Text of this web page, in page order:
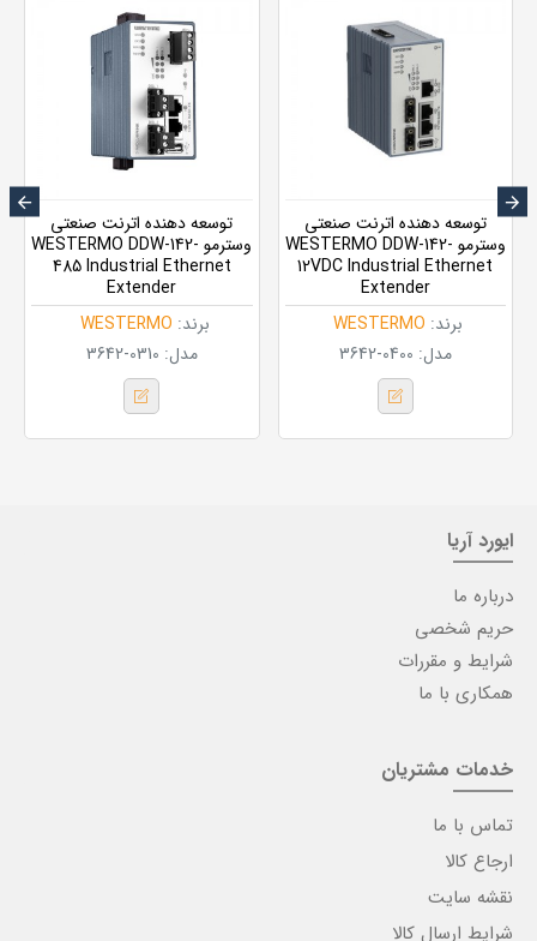
برند: WESTERMO
مدل: 3642-0400
توسعه دهنده اترنت صنعتی
وسترمو WESTERMO DDW-142-
12VDC Industrial Ethernet
Extender
برند: WESTERMO
مدل: 3642-0310
توسعه دهنده اترنت صنعتی
وسترمو WESTERMO DDW-142-
485 Industrial Ethernet
Extender
ایورد آریا
درباره ما
حریم شخصی
شرایط و مقررات
همکاری با ما
خدمات مشتریان
تماس با ما
ارجاع کالا
نقشه سایت
شرایط ارسال کالا